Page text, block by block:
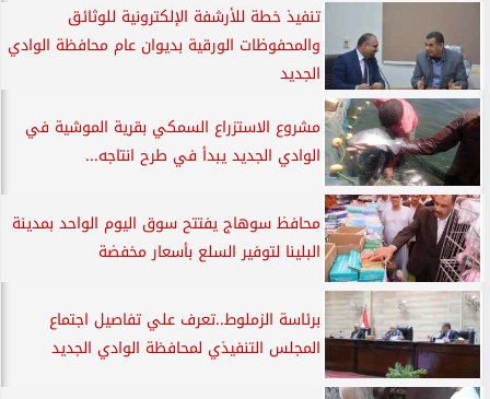
تنفيذ خطة للأرشفة الإلكترونية للوثائق
والمحفوظات الورقية بديوان عام محافظة الوادي
الجديد
مشروع الاستزراع السمكي بقرية الموشية في
الوادي الجديد يبدأ في طرح انتاجه...
محافظ سوهاج يفتتح سوق اليوم الواحد بمدينة
البلينا لتوفير السلع بأسعار مخفضة
برئاسة الزملوط..تعرف علي تفاصيل اجتماع
المجلس التنفيذي لمحافظة الوادي الجديد